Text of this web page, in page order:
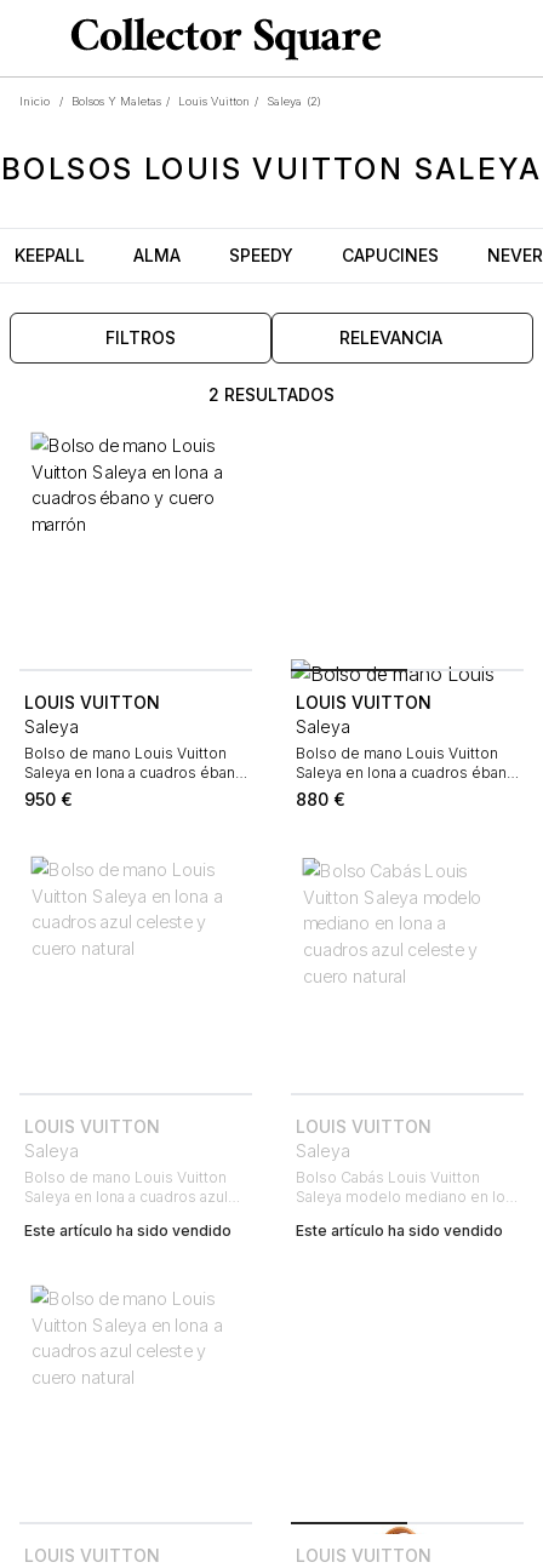
Inicio / Bolsos Y Maletas / Louis Vuitton / Saleya (2)
BOLSOS LOUIS VUITTON SALEYA
KEEPALL ALMA SPEEDY CAPUCINES
FILTROS RELEVANCIA
2 RESULTADOS
LOUIS VUITTON
Saleya
Bolso de mano Louis Vuitton
Saleya en lona a cuadros ébano
y cuero marrón
950 €
LOUIS VUITTON
Saleya
Bolso de mano Louis Vuitton
Saleya en lona a cuadros ébano
y cuero marrón
880 €
LOUIS VUITTON
Saleya
Bolso de mano Louis Vuitton
Saleya en lona a cuadros azul
Este artículo ha sido vendido
LOUIS VUITTON
Saleya
Bolso Cabás Louis Vuitton
Saleya modelo mediano en lona
natural
Este artículo ha sido vendido
LOUIS VUITTON
LOUIS VUITTON